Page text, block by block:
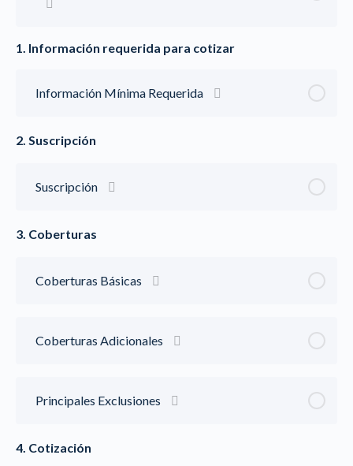
1. Información requerida para cotizar
Información Mínima Requerida
2. Suscripción
Suscripción
3. Coberturas
Coberturas Básicas
Coberturas Adicionales
Principales Exclusiones
4. Cotización